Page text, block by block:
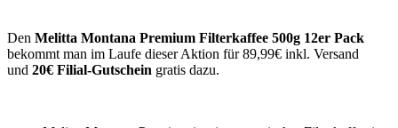
Den Melitta Montana Premium Filterkaffee 500g 12er Pack
bekommt man im Laufe dieser Aktion für 89,99€ inkl. Versand
und 20€ Filial-Gutschein gratis dazu.